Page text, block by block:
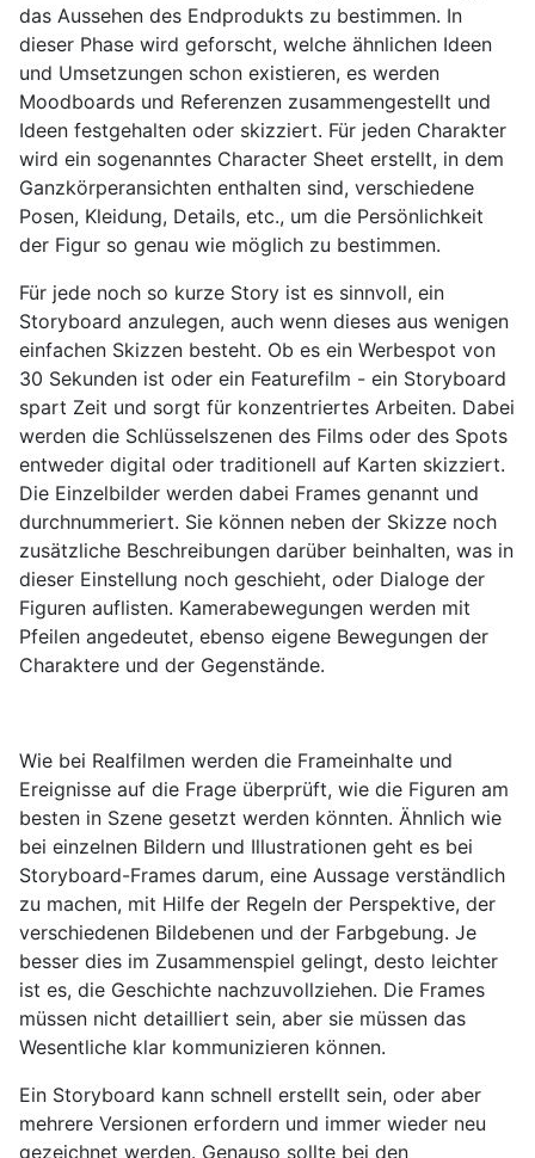
das Aussehen des Endprodukts zu bestimmen. In
dieser Phase wird geforscht, welche ähnlichen Ideen
und Umsetzungen schon existieren, es werden
Moodboards und Referenzen zusammengestellt und
Ideen festgehalten oder skizziert. Für jeden Charakter
wird ein sogenanntes Character Sheet erstellt, in dem
Ganzkörperansichten enthalten sind, verschiedene
Posen, Kleidung, Details, etc., um die Persönlichkeit
der Figur so genau wie möglich zu bestimmen.
Für jede noch so kurze Story ist es sinnvoll, ein
Storyboard anzulegen, auch wenn dieses aus wenigen
einfachen Skizzen besteht. Ob es ein Werbespot von
30 Sekunden ist oder ein Featurefilm - ein Storyboard
spart Zeit und sorgt für konzentriertes Arbeiten. Dabei
werden die Schlüsselszenen des Films oder des Spots
entweder digital oder traditionell auf Karten skizziert.
Die Einzelbilder werden dabei Frames genannt und
durchnummeriert. Sie können neben der Skizze noch
zusätzliche Beschreibungen darüber beinhalten, was in
dieser Einstellung noch geschieht, oder Dialoge der
Figuren auflisten. Kamerabewegungen werden mit
Pfeilen angedeutet, ebenso eigene Bewegungen der
Charaktere und der Gegenstände.
Wie bei Realfilmen werden die Frameinhalte und
Ereignisse auf die Frage überprüft, wie die Figuren am
besten in Szene gesetzt werden könnten. Ähnlich wie
bei einzelnen Bildern und Illustrationen geht es bei
Storyboard-Frames darum, eine Aussage verständlich
zu machen, mit Hilfe der Regeln der Perspektive, der
verschiedenen Bildebenen und der Farbgebung. Je
besser dies im Zusammenspiel gelingt, desto leichter
ist es, die Geschichte nachzuvollziehen. Die Frames
müssen nicht detailliert sein, aber sie müssen das
Wesentliche klar kommunizieren können.
Ein Storyboard kann schnell erstellt sein, oder aber
mehrere Versionen erfordern und immer wieder neu
gezeichnet werden. Genauso sollte bei den